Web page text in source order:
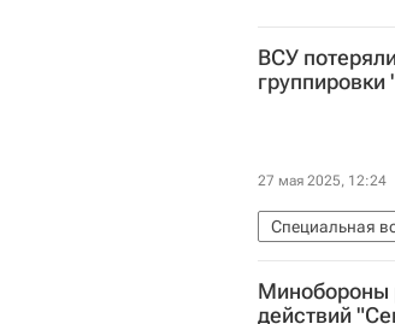
ВСУ
27 мая 2025, 12:24
Специальная
Вооруженные
Минобороны
действий